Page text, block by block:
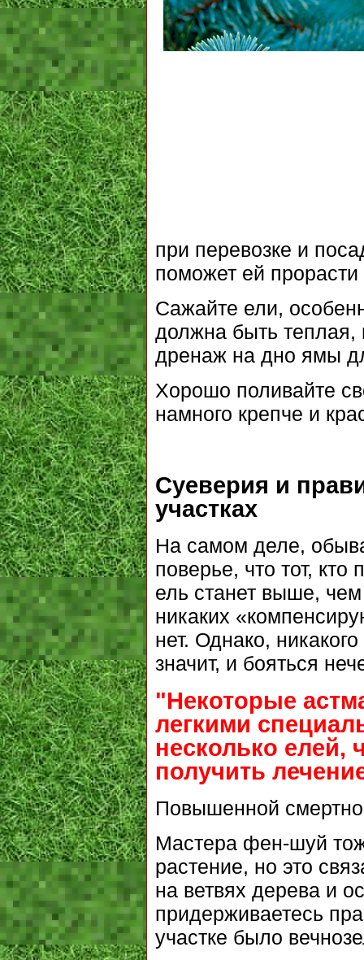
при перевозке и
поможет ей
Сажайте ели,
должна быть теплая,
дренаж на дно ямы
Хорошо поливайте
намного крепче и
Суеверия и
участках
На самом деле,
поверье, что тот,
ель станет выше,
никаких
нет. Однако,
значит, и бояться
"Некоторые
легкими
несколько елей,
получить
Повышенной
Мастера фен-шуй
растение, но это
на ветвях дерева и
придерживаетесь
участке было